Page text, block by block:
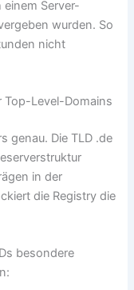
Server-
wurden. So
nicht
Top-Level-Domains
genau. Die TLD .de
in der
die Registry die
besondere